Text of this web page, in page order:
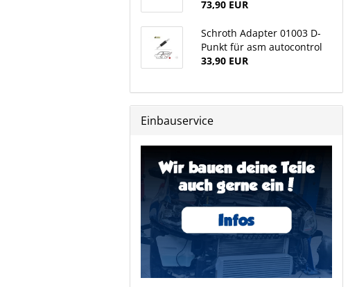
73,90 EUR
Schroth Adapter 01003 D-
Punkt für asm autocontrol
33,90 EUR
Einbauservice